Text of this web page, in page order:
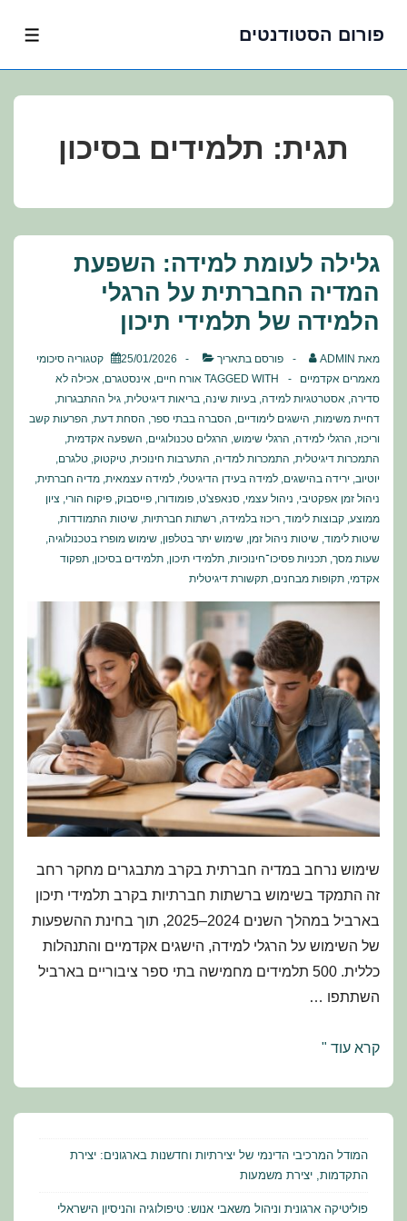
פורום הסטודנטים
תגית: תלמידים בסיכון
גלילה לעומת למידה: השפעת
המדיה החברתית על הרגלי
הלמידה של תלמידי תיכון
מאת ADMIN פורסם בתאריך 25/01/2026 קטגוריה סיכומי
מאמרים אקדמיים
TAGGED WITH אורח חיים, אינסטגרם, אכילה לא
סדירה, אסטרטגיות למידה, בעיות שינה, בריאות דיגיטלית, גיל ההתבגרות,
דחיית משימות, הישגים לימודיים, הסברה בבתי ספר, הסחת דעת, הפרעות קשב
וריכוז, הרגלי למידה, הרגלי שימוש, הרגלים טכנולוגיים, השפעה אקדמית,
התמכרות דיגיטלית, התמכרות למדיה, התערבות חינוכית, טיקטוק, טלגרם,
יוטיוב, ירידה בהישגים, למידה בעידן הדיגיטלי, למידה עצמאית, מדיה חברתית,
ניהול זמן אפקטיבי, ניהול עצמי, סנאפצ'ט, פומודורו, פייסבוק, פיקוח הורי, ציון
ממוצע, קבוצות לימוד, ריכוז בלמידה, רשתות חברתיות, שיטות התמודדות,
שיטות לימוד, שיטות ניהול זמן, שימוש יתר בטלפון, שימוש מופרז בטכנולוגיה,
שעות מסך, תכניות פסיכו־חינוכיות, תלמידי תיכון, תלמידים בסיכון, תפקוד
אקדמי, תקופות מבחנים, תקשורת דיגיטלית
שימוש נרחב במדיה חברתית בקרב מתבגרים מחקר רחב
זה התמקד בשימוש ברשתות חברתיות בקרב תלמידי תיכון
בארביל במהלך השנים 2024–2025, תוך בחינת ההשפעות
של השימוש על הרגלי למידה, הישגים אקדמיים והתנהלות
כללית. 500 תלמידים מחמישה בתי ספר ציבוריים בארביל
השתתפו …
גלילה
המדיה
החברתית
קרא עוד "
המודל המרכיבי הדינמי של יצירתיות וחדשנות בארגונים: יצירת
התקדמות, יצירת משמעות
פוליטיקה ארגונית וניהול משאבי אנוש: טיפולוגיה והניסיון הישראלי